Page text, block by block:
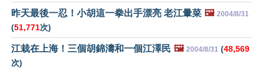
昨天最後一忍！小胡這一拳出手漂亮 老江暈菜 🖼️ 2004/8/31
(51,771次)
江栽在上海！三個胡錦濤和一個江澤民 🖼️ 2004/8/31 (48,569
次)